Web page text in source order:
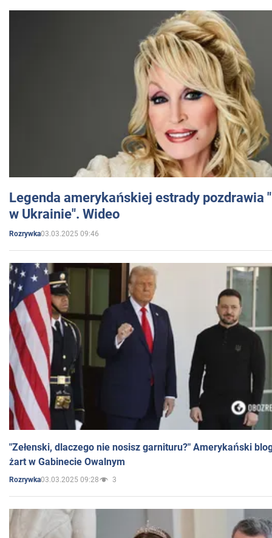
Legenda amerykańskiej estrady pozdrawia
w Ukrainie". Wideo
Rozrywka03.03.2025 09:46
"Zełenski, dlaczego nie nosisz garnituru?" Amerykański
żart w Gabinecie Owalnym
Rozrywka03.03.2025 09:28 3